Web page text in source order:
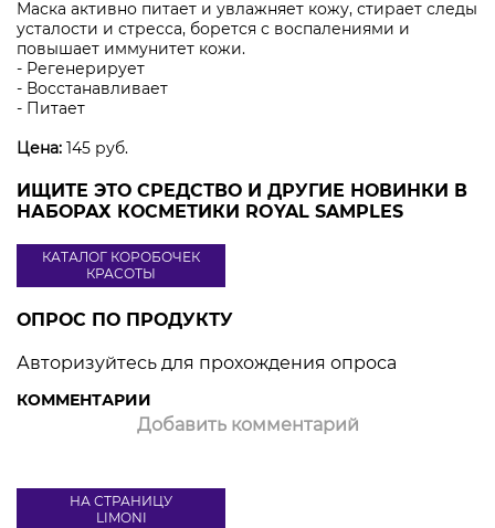
Маска активно питает и увлажняет кожу, стирает следы
усталости и стресса, борется с воспалениями и
повышает иммунитет кожи.
- Регенерирует
- Восстанавливает
- Питает
Цена: 145 руб.
ИЩИТЕ ЭТО СРЕДСТВО И ДРУГИЕ НОВИНКИ В
НАБОРАХ КОСМЕТИКИ ROYAL SAMPLES
КАТАЛОГ КОРОБОЧЕК
КРАСОТЫ
ОПРОС ПО ПРОДУКТУ
Авторизуйтесь для прохождения опроса
КОММЕНТАРИИ
Добавить комментарий
НА СТРАНИЦУ
LIMONI